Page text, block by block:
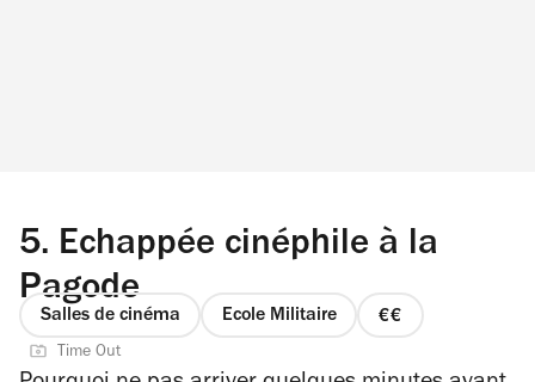
5. Echappée cinéphile à la
Pagode
Salles de cinéma Ecole Militaire
prix
Time Out